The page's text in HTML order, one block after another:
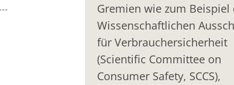
Gremien wie zum Beispiel
Wissenschaftlichen
für Verbrauchersicherheit
(Scientific Committee on
Consumer Safety, SCCS),